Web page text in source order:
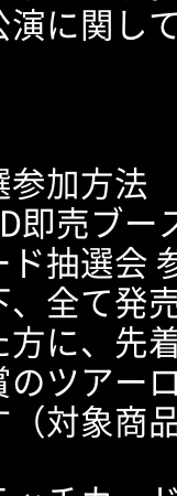
に関し
加方法
即売ブ
ド抽選会
、全て
方に、先
のツアー
（対象商